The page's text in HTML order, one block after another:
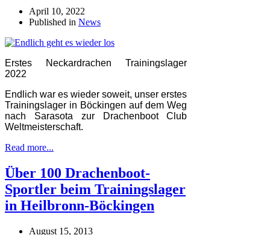
April 10, 2022
Published in News
Erstes Neckardrachen Trainingslager
2022
Endlich war es wieder soweit, unser erstes
Trainingslager in Böckingen auf dem Weg
nach Sarasota zur Drachenboot Club
Weltmeisterschaft.
Read more...
Über 100 Drachenboot-
Sportler beim Trainingslager
in Heilbronn-Böckingen
August 15, 2013